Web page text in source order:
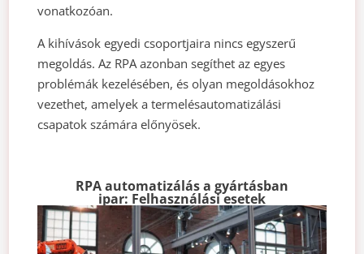
vonatkozóan.
A kihívások egyedi csoportjaira nincs egyszerű
megoldás. Az RPA azonban segíthet az egyes
problémák kezelésében, és olyan megoldásokhoz
vezethet, amelyek a termelésautomatizálási
csapatok számára előnyösek.
RPA automatizálás a gyártásban
ipar: Felhasználási esetek